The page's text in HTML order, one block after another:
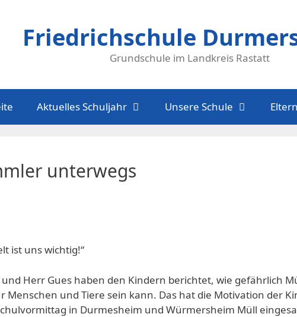
Friedrichschule
Grundschule im Landkreis Rastatt
Aktuelles Schuljahr Unsere Schule
unterwegs
ist uns wichtig!“
und Herr Gues haben den Kindern berichtet, wie gefährlich
Menschen und Tiere sein kann. Das hat die Motivation der
in Durmesheim und Würmersheim Müll